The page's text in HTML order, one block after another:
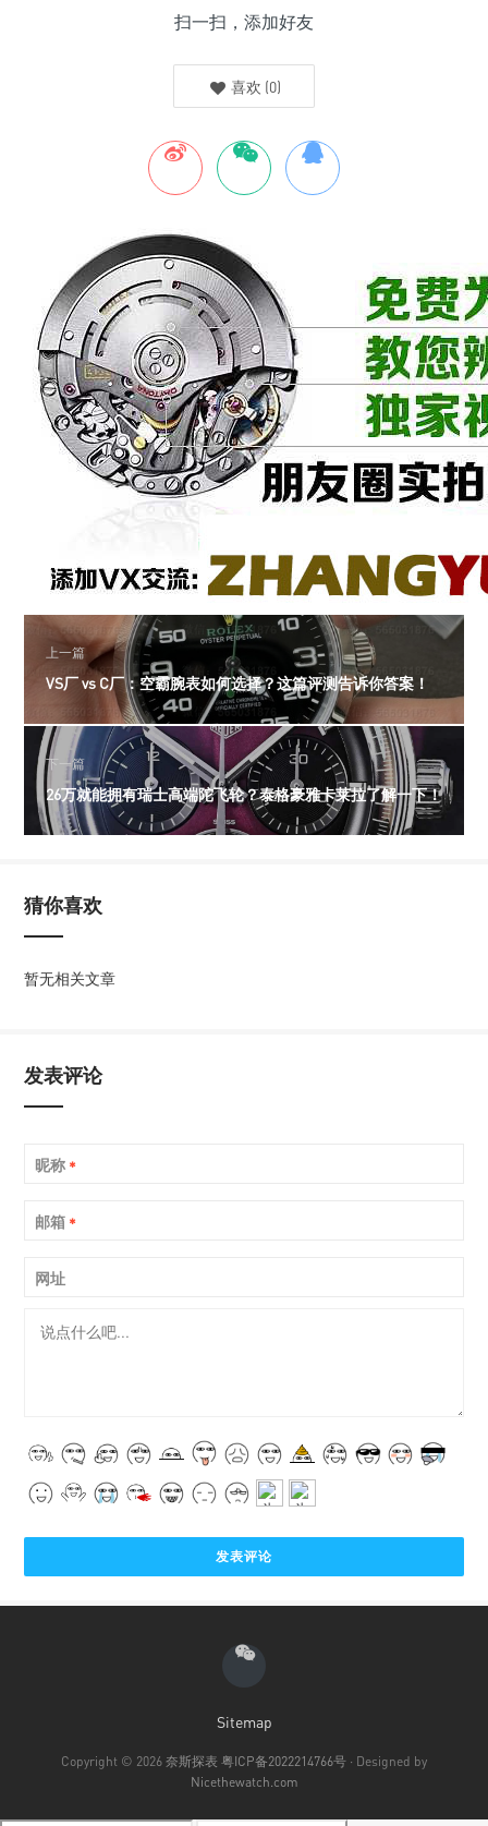
扫一扫，添加好友
喜欢 (0)
上一篇
VS厂 vs C厂：空霸腕表如何选择？这篇评测告诉你答案！
下一篇
26万就能拥有瑞士高端陀飞轮？泰格豪雅卡莱拉了解一下！
猜你喜欢
暂无相关文章
发表评论
昵称 *
邮箱 *
网址
Sitemap
Copyright © 2026 奈斯探表 粤ICP备2022214766号 · Designed by
Nicethewatch.com